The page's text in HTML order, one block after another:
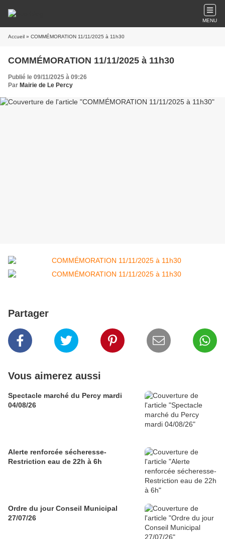
MENU
Accueil » COMMÉMORATION 11/11/2025 à 11h30
COMMÉMORATION 11/11/2025 à 11h30
Publié le 09/11/2025 à 09:26
Par Mairie de Le Percy
Partager
Vous aimerez aussi
Spectacle marché du Percy mardi
04/08/26
Alerte renforcée sécheresse-
Restriction eau de 22h à 6h
Ordre du jour Conseil Municipal
27/07/26